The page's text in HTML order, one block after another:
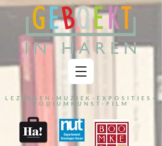
LEZINGEN-MUZIEK-EXPOSITIES-
PODIUMKUNST-FILM